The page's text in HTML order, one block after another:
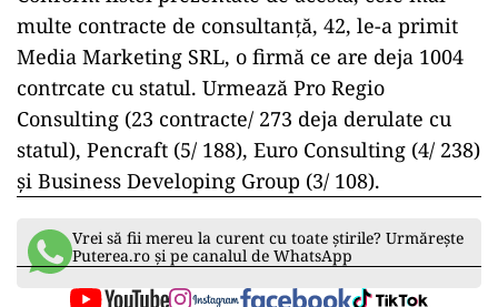
„PNDL 3 este cel mai mare program de furt din
istoria României până acum. E efectiv mai mare
decât ultimele două PNDL-uri la un loc. A fost
denumit „Anghel Saligny” ca o tactică de
marketing politic pentru a albi puțin imaginea
PNDL-ului. Din păcate, nu va face decât să i-o
mânjească pe cea a lui Anghel Saligny ”,
consideră Năsui.